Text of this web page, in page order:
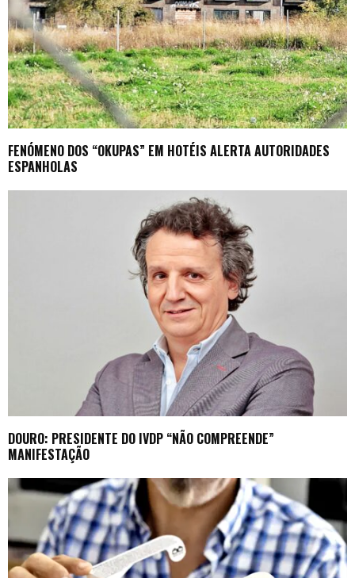
FENÓMENO DOS “OKUPAS” EM HOTÉIS ALERTA AUTORIDADES
ESPANHOLAS
DOURO: PRESIDENTE DO IVDP “NÃO COMPREENDE”
MANIFESTAÇÃO